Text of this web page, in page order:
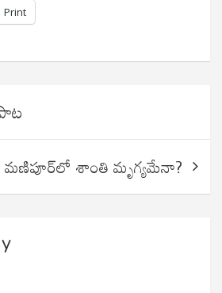
Print
మణిపూర్‌లో శాంతి మృగ్యమేనా?